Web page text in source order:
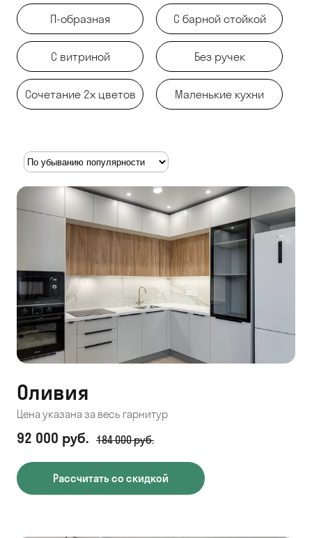
П-образная С барной стойкой
С витриной Без ручек
Сочетание 2х цветов Маленькие кухни
Оливия
Цена указана за весь гарнитур
92 000 руб. 184 000 руб.
Рассчитать со скидкой